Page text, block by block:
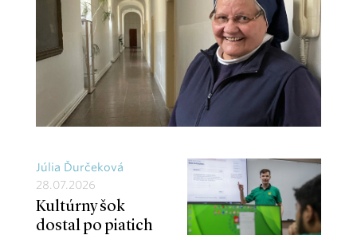
Júlia Ďurčeková
28.07.2026
Kultúrny šok
dostal po piatich